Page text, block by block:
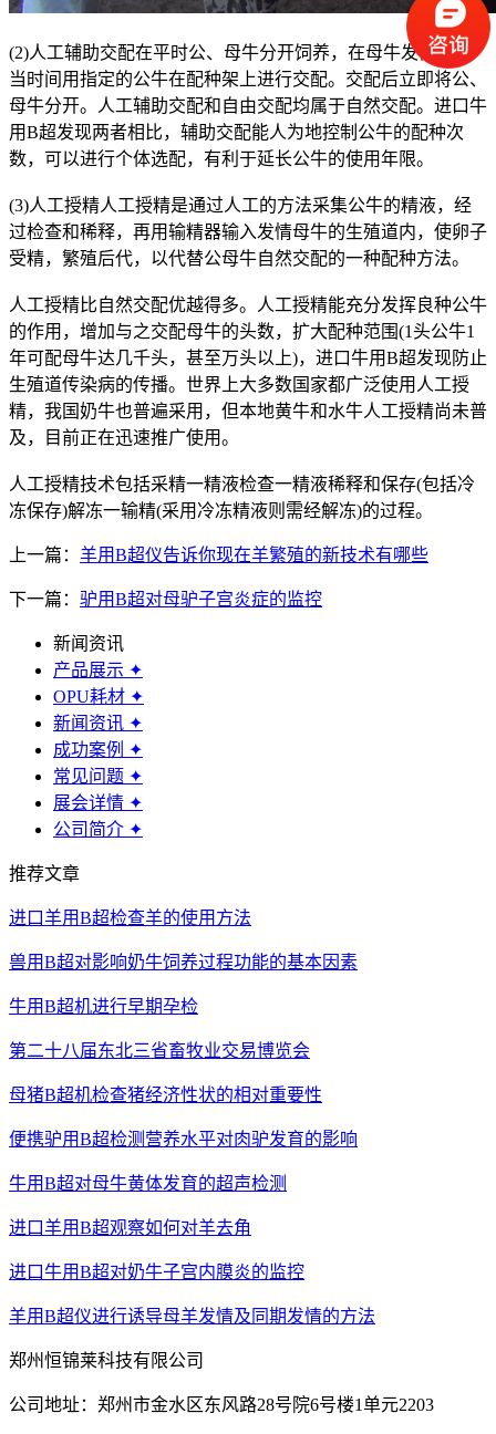
(2)人工辅助交配在平时公、母牛分开饲养，在母牛发情的适
当时间用指定的公牛在配种架上进行交配。交配后立即将公、
母牛分开。人工辅助交配和自由交配均属于自然交配。进口牛
用B超发现两者相比，辅助交配能人为地控制公牛的配种次
数，可以进行个体选配，有利于延长公牛的使用年限。
(3)人工授精人工授精是通过人工的方法采集公牛的精液，经
过检查和稀释，再用输精器输入发情母牛的生殖道内，使卵子
受精，繁殖后代，以代替公母牛自然交配的一种配种方法。
人工授精比自然交配优越得多。人工授精能充分发挥良种公牛
的作用，增加与之交配母牛的头数，扩大配种范围(1头公牛1
年可配母牛达几千头，甚至万头以上)，进口牛用B超发现防止
生殖道传染病的传播。世界上大多数国家都广泛使用人工授
精，我国奶牛也普遍采用，但本地黄牛和水牛人工授精尚未普
及，目前正在迅速推广使用。
人工授精技术包括采精一精液检查一精液稀释和保存(包括冷
冻保存)解冻一输精(采用冷冻精液则需经解冻)的过程。
上一篇： 羊用B超仪告诉你现在羊繁殖的新技术有哪些
下一篇： 驴用B超对母驴子宫炎症的监控
新闻资讯
产品展示 ✦
OPU耗材 ✦
新闻资讯 ✦
成功案例 ✦
常见问题 ✦
展会详情 ✦
公司简介 ✦
推荐文章
进口羊用B超检查羊的使用方法
兽用B超对影响奶牛饲养过程功能的基本因素
牛用B超机进行早期孕检
第二十八届东北三省畜牧业交易博览会
母猪B超机检查猪经济性状的相对重要性
便携驴用B超检测营养水平对肉驴发育的影响
牛用B超对母牛黄体发育的超声检测
进口羊用B超观察如何对羊去角
进口牛用B超对奶牛子宫内膜炎的监控
羊用B超仪进行诱导母羊发情及同期发情的方法
郑州恒锦莱科技有限公司
公司地址：郑州市金水区东风路28号院6号楼1单元2203